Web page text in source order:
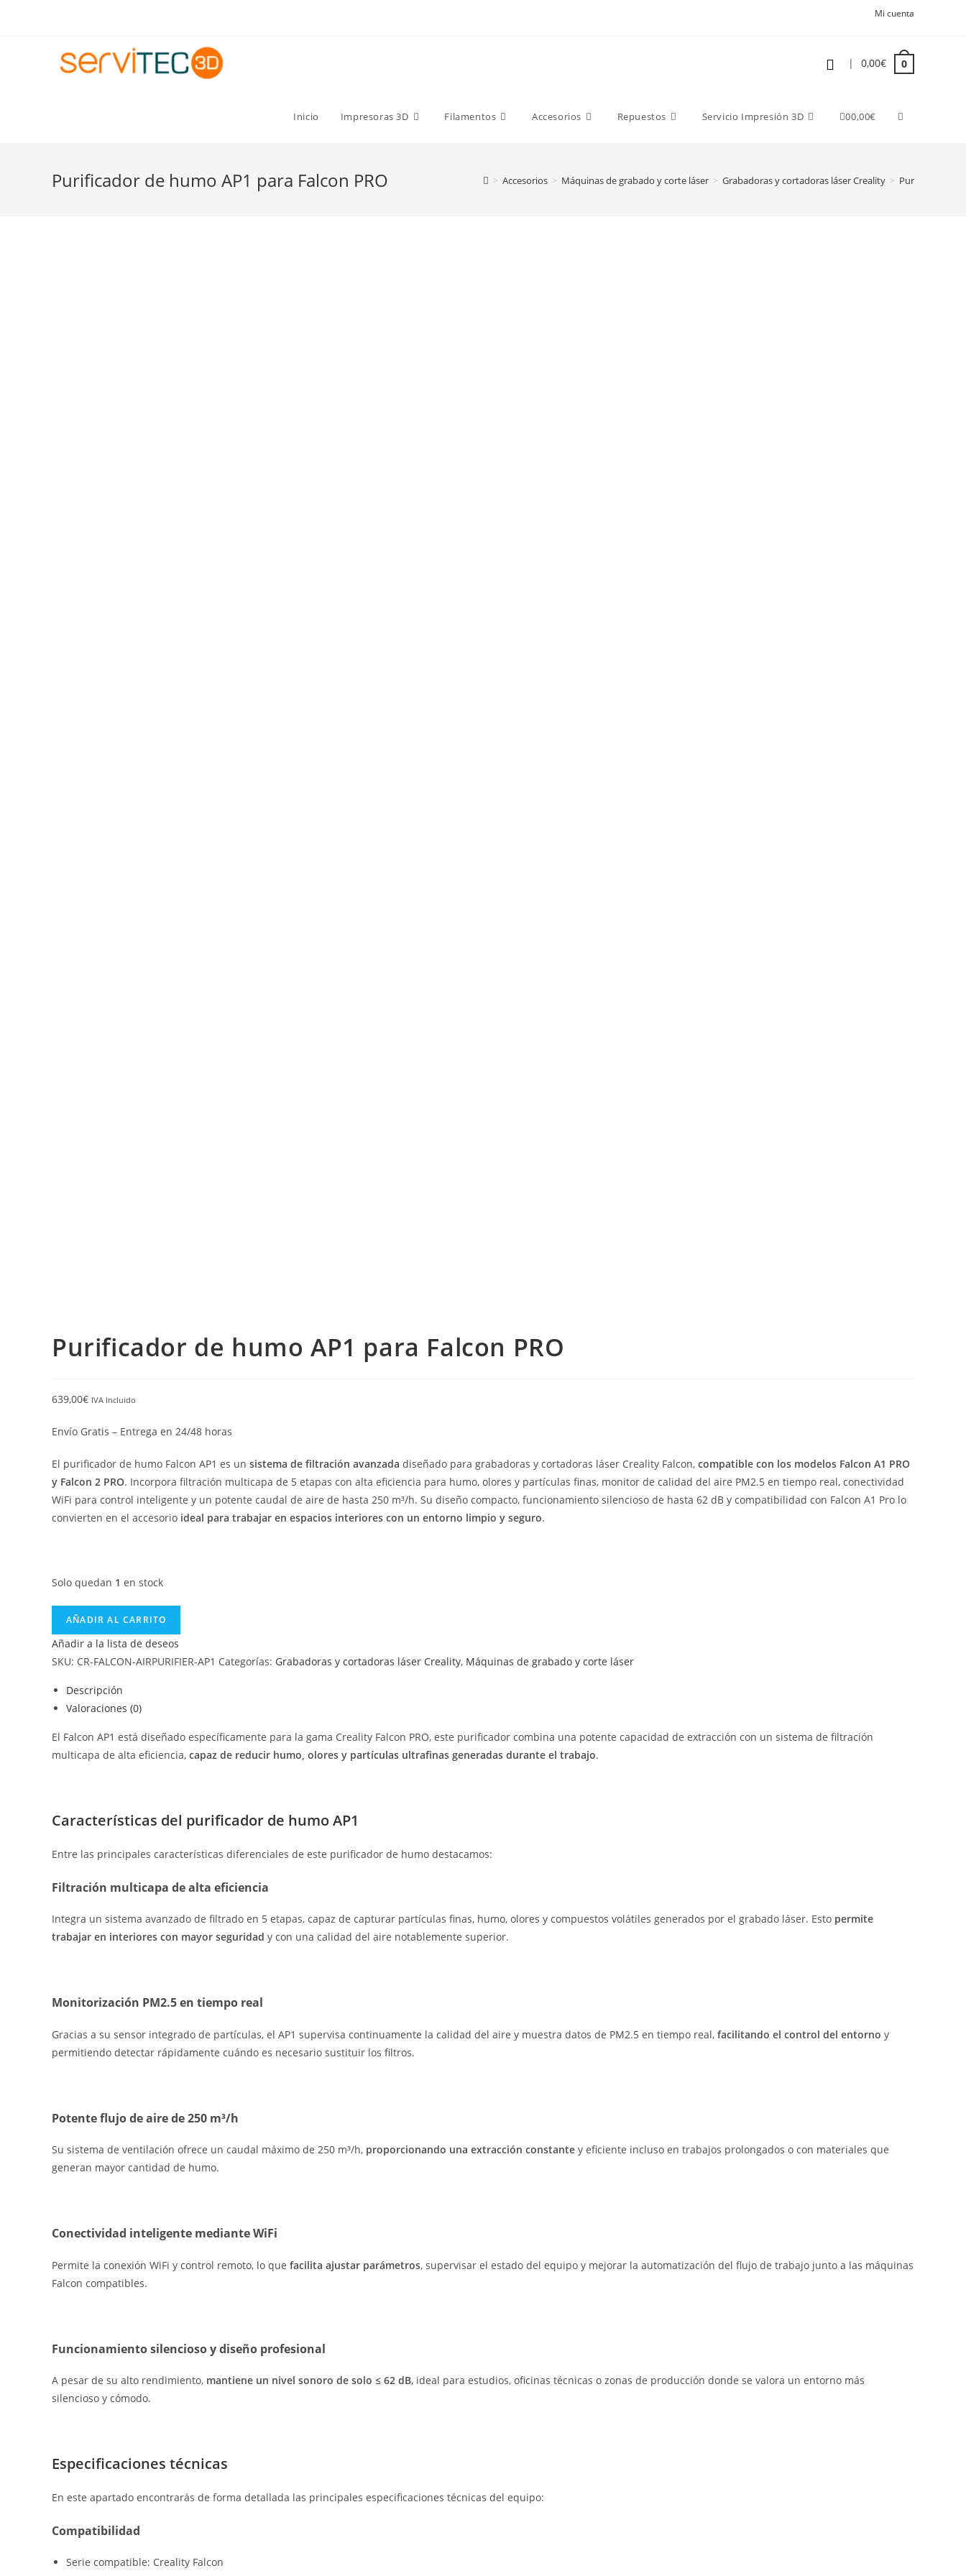
Mi cuenta
| 0,00€ 0
Inicio Impresoras 3D Filamentos Accesorios Repuestos Servicio Impresión 3D 00,00€
Purificador de humo AP1 para Falcon PRO > Accesorios > Máquinas de grabado y corte láser > Grabadoras y cortadoras láser Creality > Purificador de
Purificador de humo AP1 para Falcon PRO
639,00€ IVA Incluido
Envío Gratis – Entrega en 24/48 horas
El purificador de humo Falcon AP1 es un sistema de filtración avanzada diseñado para grabadoras y cortadoras láser Creality Falcon, compatible con los modelos Falcon A1 PRO
y Falcon 2 PRO. Incorpora filtración multicapa de 5 etapas con alta eficiencia para humo, olores y partículas finas, monitor de calidad del aire PM2.5 en tiempo real, conectividad
WiFi para control inteligente y un potente caudal de aire de hasta 250 m³/h. Su diseño compacto, funcionamiento silencioso de hasta 62 dB y compatibilidad con Falcon A1 Pro lo
convierten en el accesorio ideal para trabajar en espacios interiores con un entorno limpio y seguro.
Solo quedan 1 en stock
AÑADIR AL CARRITO
Añadir a la lista de deseos
SKU: CR-FALCON-AIRPURIFIER-AP1 Categorías: Grabadoras y cortadoras láser Creality, Máquinas de grabado y corte láser
Descripción
Valoraciones (0)
El Falcon AP1 está diseñado específicamente para la gama Creality Falcon PRO, este purificador combina una potente capacidad de extracción con un sistema de filtración
multicapa de alta eficiencia, capaz de reducir humo, olores y partículas ultrafinas generadas durante el trabajo.
Características del purificador de humo AP1
Entre las principales características diferenciales de este purificador de humo destacamos:
Filtración multicapa de alta eficiencia
Integra un sistema avanzado de filtrado en 5 etapas, capaz de capturar partículas finas, humo, olores y compuestos volátiles generados por el grabado láser. Esto permite
trabajar en interiores con mayor seguridad y con una calidad del aire notablemente superior.
Monitorización PM2.5 en tiempo real
Gracias a su sensor integrado de partículas, el AP1 supervisa continuamente la calidad del aire y muestra datos de PM2.5 en tiempo real, facilitando el control del entorno y
permitiendo detectar rápidamente cuándo es necesario sustituir los filtros.
Potente flujo de aire de 250 m³/h
Su sistema de ventilación ofrece un caudal máximo de 250 m³/h, proporcionando una extracción constante y eficiente incluso en trabajos prolongados o con materiales que
generan mayor cantidad de humo.
Conectividad inteligente mediante WiFi
Permite la conexión WiFi y control remoto, lo que facilita ajustar parámetros, supervisar el estado del equipo y mejorar la automatización del flujo de trabajo junto a las máquinas
Falcon compatibles.
Funcionamiento silencioso y diseño profesional
A pesar de su alto rendimiento, mantiene un nivel sonoro de solo ≤ 62 dB, ideal para estudios, oficinas técnicas o zonas de producción donde se valora un entorno más
silencioso y cómodo.
Especificaciones técnicas
En este apartado encontrarás de forma detallada las principales especificaciones técnicas del equipo:
Compatibilidad
Serie compatible: Creality Falcon